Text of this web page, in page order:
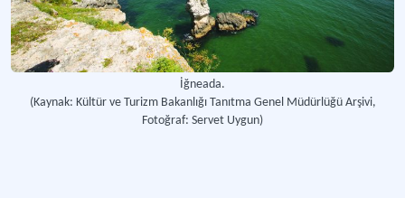
İğneada.
(Kaynak: Kültür ve Turizm Bakanlığı Tanıtma Genel Müdürlüğü Arşivi,
Fotoğraf: Servet Uygun)